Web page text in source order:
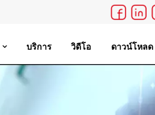
บริการ วิดีโอ ดาวน์โหลด